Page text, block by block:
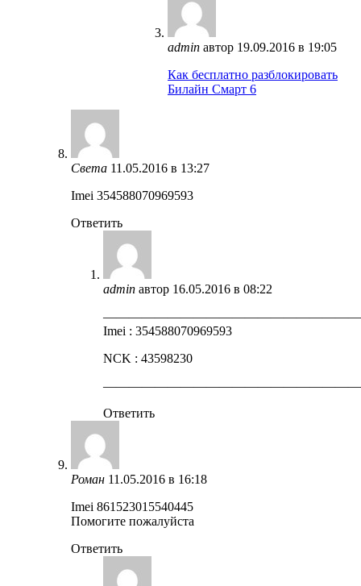
admin автор 19.09.2016 в 19:05
Как бесплатно разблокировать
Билайн Смарт 6
Света 11.05.2016 в 13:27
Imei 354588070969593
Ответить
admin автор 16.05.2016 в 08:22
Imei : 354588070969593
NCK : 43598230
Ответить
Роман 11.05.2016 в 16:18
Imei 861523015540445
Помогите пожалуйста
Ответить